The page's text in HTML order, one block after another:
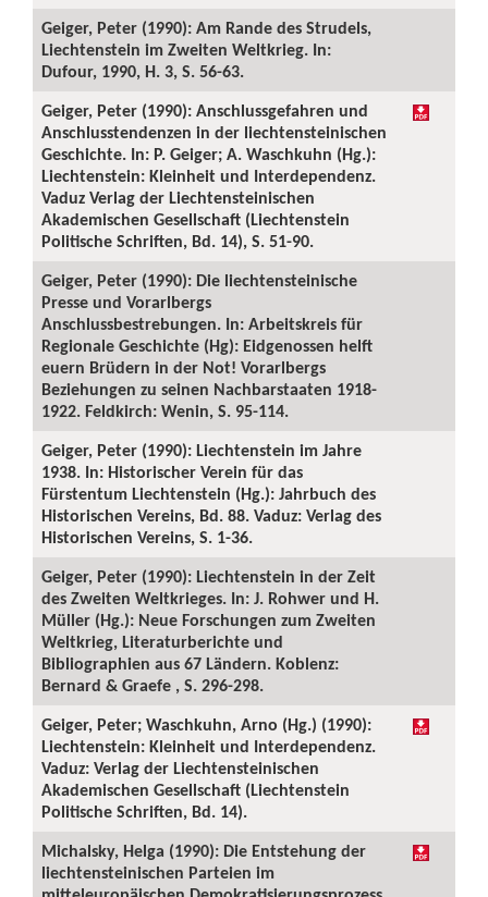
Geiger, Peter (1990): Am Rande des Strudels,
Liechtenstein im Zweiten Weltkrieg. In:
Dufour, 1990, H. 3, S. 56-63.
Geiger, Peter (1990): Anschlussgefahren und
Anschlusstendenzen in der liechtensteinischen
Geschichte. In: P. Geiger; A. Waschkuhn (Hg.):
Liechtenstein: Kleinheit und Interdependenz.
Vaduz Verlag der Liechtensteinischen
Akademischen Gesellschaft (Liechtenstein
Politische Schriften, Bd. 14), S. 51-90.
Geiger, Peter (1990): Die liechtensteinische
Presse und Vorarlbergs
Anschlussbestrebungen. In: Arbeitskreis für
Regionale Geschichte (Hg): Eidgenossen helft
euern Brüdern in der Not! Vorarlbergs
Beziehungen zu seinen Nachbarstaaten 1918-
1922. Feldkirch: Wenin, S. 95-114.
Geiger, Peter (1990): Liechtenstein im Jahre
1938. In: Historischer Verein für das
Fürstentum Liechtenstein (Hg.): Jahrbuch des
Historischen Vereins, Bd. 88. Vaduz: Verlag des
Historischen Vereins, S. 1-36.
Geiger, Peter (1990): Liechtenstein in der Zeit
des Zweiten Weltkrieges. In: J. Rohwer und H.
Müller (Hg.): Neue Forschungen zum Zweiten
Weltkrieg, Literaturberichte und
Bibliographien aus 67 Ländern. Koblenz:
Bernard & Graefe , S. 296-298.
Geiger, Peter; Waschkuhn, Arno (Hg.) (1990):
Liechtenstein: Kleinheit und Interdependenz.
Vaduz: Verlag der Liechtensteinischen
Akademischen Gesellschaft (Liechtenstein
Politische Schriften, Bd. 14).
Michalsky, Helga (1990): Die Entstehung der
liechtensteinischen Parteien im